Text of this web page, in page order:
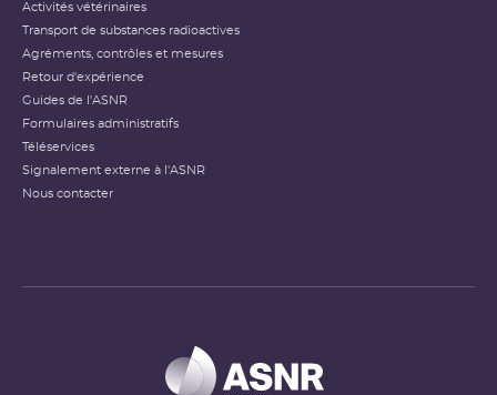
Activités vétérinaires
Transport de substances radioactives
Agréments, contrôles et mesures
Retour d'expérience
Guides de l'ASNR
Formulaires administratifs
Téléservices
Signalement externe à l'ASNR
Nous contacter